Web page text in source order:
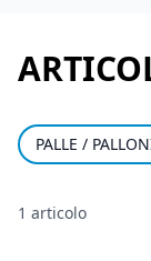
PALLE /
1 articolo